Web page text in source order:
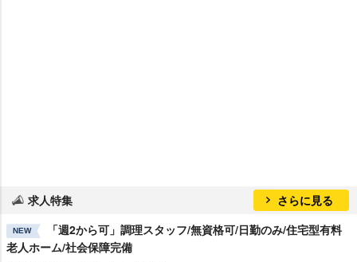
求人特集 さらに見る
NEW
「週2から可」調理スタッフ/無資格可/日勤のみ/住宅型有料
老人ホーム/社会保障完備